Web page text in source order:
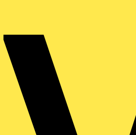
PHOENIX CONTACT Electronics
GmbH, Dringenauer Str. 30, 31812 Bad
Pyrmont